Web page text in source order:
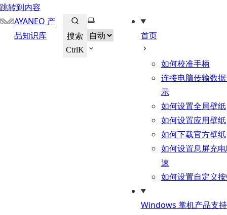
跳转到内容
AYANEO 产
品知识库
搜索
CtrlK
选择主题
首页
如何校准手柄
连接电脑传输数
示
如何设置全局壁纸
如何设置应用壁纸
如何下载官方壁纸
如何设置息屏充
速
如何设置自定义
Windows 掌机产品支持